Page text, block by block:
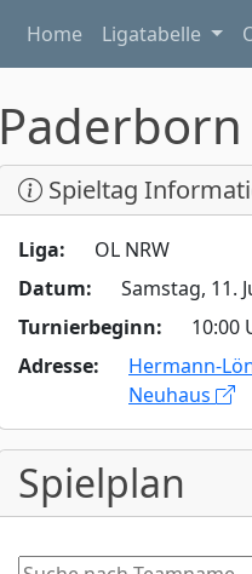
Home Ligatabelle
Spieltag
Liga:
OL NRW
Datum:
Samstag, 11.
Turnierbeginn:
10:00
Adresse:
Hermann-
Neuhaus
Spielplan